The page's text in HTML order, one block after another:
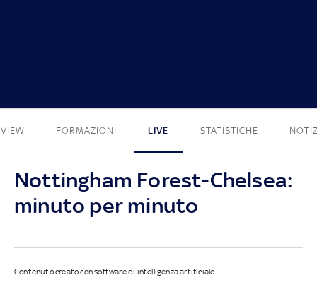
FORMAZIONI LIVE STATISTICHE
Nottingham Forest-Chelsea:
minuto per minuto
Contenuto creato con software di intelligenza artificiale